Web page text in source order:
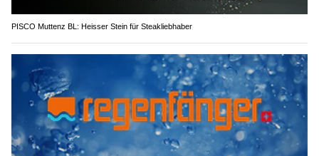
PISCO Muttenz BL: Heisser Stein für Steakliebhaber